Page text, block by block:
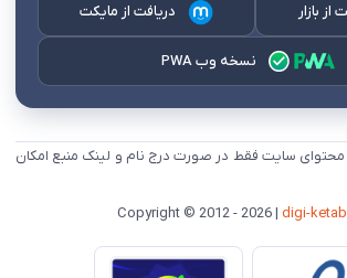
از بازار دریافت از مایکت
نسخه وب PWA
محتوای سایت فقط در صورت درج نام و لینک منبع امکان
digi-